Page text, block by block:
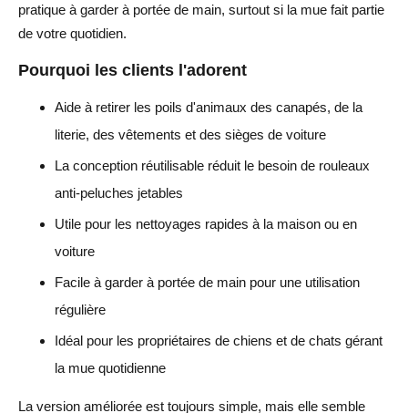
pratique à garder à portée de main, surtout si la mue fait partie
de votre quotidien.
Pourquoi les clients l'adorent
Aide à retirer les poils d'animaux des canapés, de la
literie, des vêtements et des sièges de voiture
La conception réutilisable réduit le besoin de rouleaux
anti-peluches jetables
Utile pour les nettoyages rapides à la maison ou en
voiture
Facile à garder à portée de main pour une utilisation
régulière
Idéal pour les propriétaires de chiens et de chats gérant
la mue quotidienne
La version améliorée est toujours simple, mais elle semble